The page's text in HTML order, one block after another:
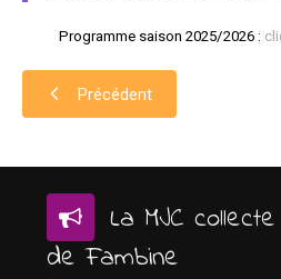
Programme saison 2025/2026 :
Précédent
La MJC
de Fambine